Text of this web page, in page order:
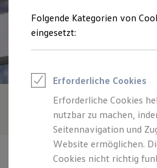
Junge Gebrauchtwagen
Volkswagen
Zubehör- und
Leasing
Leasing-Angebote
Gebrauchtwagen
Junge
Elektroauto Leasing
Kleinwagen-Leasing
Leasing ohne
Finanzierung
Folgende Kategorien von
eingesetzt:
Erforderliche Cookies
Erforderliche Cookies
nutzbar zu machen,
Seitennavigation und
Website ermöglichen.
Cookies nicht richtig